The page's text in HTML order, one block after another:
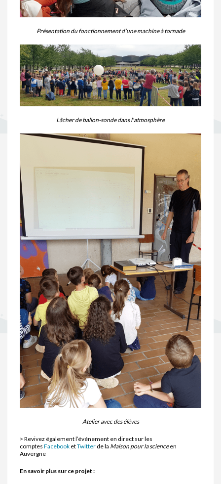
Présentation du fonctionnement d’une machine à tornade​
Lâcher de ballon-sonde dans l'atmosphère
Atelier avec des élèves
> Revivez également l’événement en direct sur les
comptes Facebook etTwitter de la Maison pour la scienceen
Auvergne
En savoir plus sur ce projet :